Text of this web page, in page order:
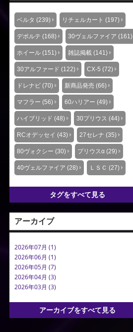
ベルタ (239) リチェルカート (197)
デポルテ (168) 30ヴェルファイア (161)
ホイール (151) 雑誌掲載 (141)
30アルファード (122) CX-5 (72)
ドレナビ (70) 新商品発売 (66)
マフラー (56) 60ハリアー (49)
ハイブリッド (48) 30プリウス (44)
RCオデッセイ (43) 27セレナ (35)
80ヴォクシー (30) プリウスα (29)
40ヴェルファイア (28) ＬＳＣ (27)
タグをすべて見る
アーカイブ
2026年07月 (1)
2026年06月 (1)
2026年05月 (7)
2026年04月 (3)
2026年03月 (3)
アーカイブをすべて見る